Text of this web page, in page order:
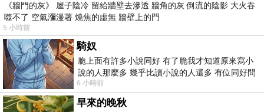
《牆門的灰》 屋子陰冷 留給牆壁去滲透 牆角的灰 倒流的陰影 大火吞
噬不了 空氣瀰漫著 燒焦的虛無 牆壁上的門
5 小時前
騎奴
脆上面有許多小說同好 有了脆我才知道原來寫小
說的人那麼多 幾乎比讀小說的人還多 有位同好問
了一個問題 她說為什麼高中文學獎的
6 小時前
早來的晚秋